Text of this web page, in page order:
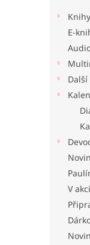
Knihy
E-
V akci